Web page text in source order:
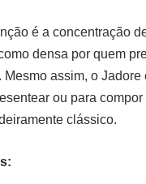
é a concentração
densa por quem
Mesmo assim, o Jadore
ou para
clássico.